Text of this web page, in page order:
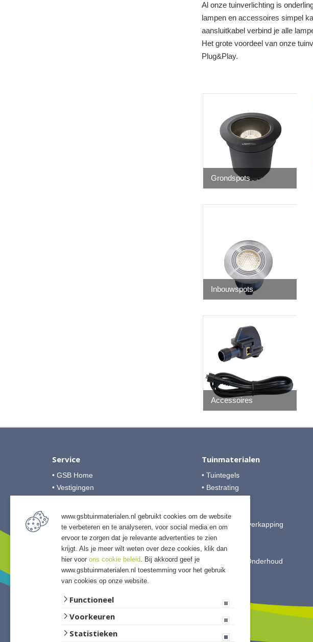
Al onze tuinverlichting is
lampen en accessoires simpel
aansluitkabel verbind je alle
Het grote voordeel van onze
Plug&Play.
Grondspots
Inbouwspots
Accessoires
Service
• GSB Home
• Vestigingen
• Veelgestelde vragen
• Algemene voorwaarden
• Betalingsmogelijkheden
• Privacyverklaring
Tuinmaterialen
• Tuintegels
• Bestrating
• Tuinhout
• Tuinhuis & Overkapping
• Verlichting
• Accessoires
• Afwerking & Onderhoud
www.gsbtuinmaterialen.nl gebruikt cookies om de website
te verbeteren en te analyseren, voor social media en om
ervoor te zorgen dat je relevante advertenties te zien
krijgt. Als je meer wilt weten over deze cookies, klik dan
hier voor ons cookie beleid. Bij akkoord geef je
www.gsbtuinmaterialen.nl toestemming voor het gebruik
van cookies op onze website.
Functioneel
Voorkeuren
Statistieken